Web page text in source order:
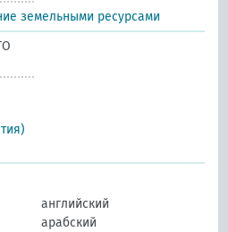
земельными ресурсами
английский
арабский